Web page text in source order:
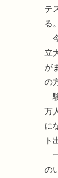
テ
る。
立
が
の
万
に
ト
の